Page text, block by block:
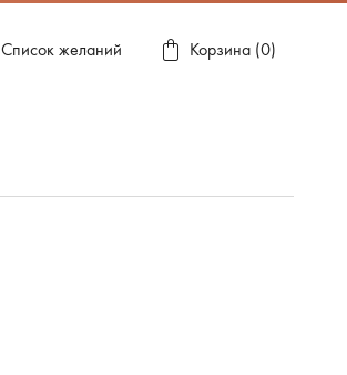
Список желаний Корзина (0)